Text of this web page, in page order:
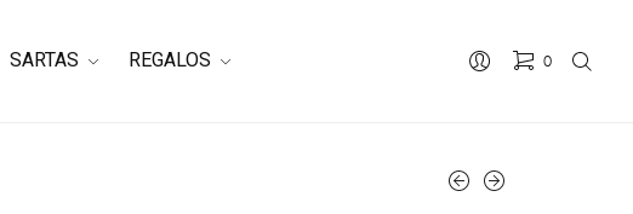
SARTAS REGALOS 0